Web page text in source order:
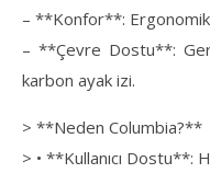
– **Konfor**: Ergonomik
– **Çevre Dostu**:
karbon ayak izi.
> **Neden Columbia?**
> • **Kullanıcı Dostu**: